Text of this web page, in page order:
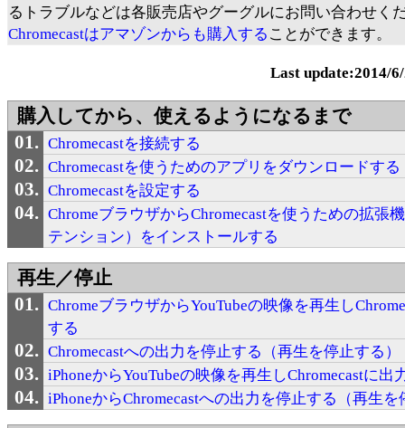
るトラブルなどは各販売店やグーグルにお問い合わせく
Chromecastはアマゾンからも購入する ことができます。
Last update:2014/
購入してから、使えるようになるまで
Chromecastを接続する
Chromecastを使うためのアプリをダウンロードする
Chromecastを設定する
ChromeブラウザからChromecastを使うための拡張
テンション）をインストールする
再生／停止
ChromeブラウザからYouTubeの映像を再生し
する
Chromecastへの出力を停止する（再生を停止する）
iPhoneからYouTubeの映像を再生しChromecastに出
iPhoneからChromecastへの出力を停止する（再生